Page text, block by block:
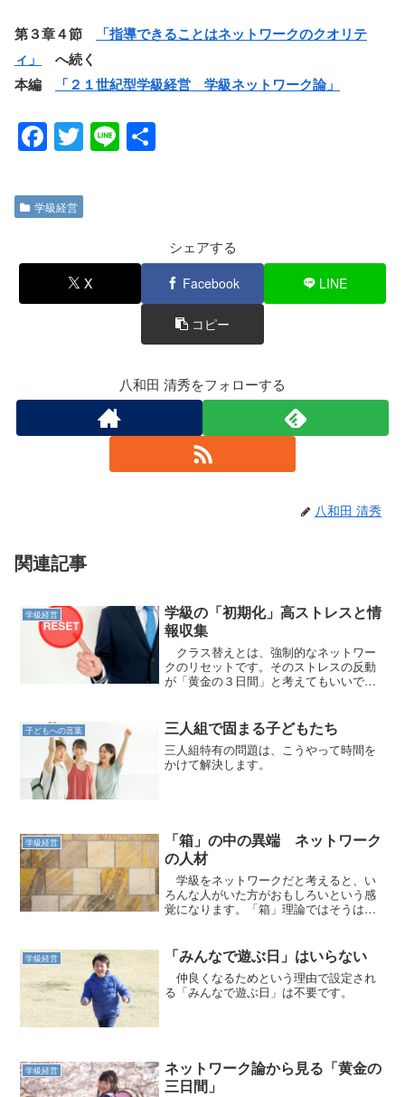
第３章４節
「指導できることはネットワークのクオリテ
ィ」
へ続く
本編
「２１世紀型学級経営 学級ネットワーク論」
F
c
e
b
o
T Li
学級経営
シェアする
X Facebook LINE
コピー
八和田 清秀をフォローする
八和田 清秀
関連記事
学級経営
学級の「初期化」高ストレスと情
報収集
クラス替えとは、強制的なネットワー
クのリセットです。そのストレスの反動
が「黄金の３日間」と考えてもいいでし
子どもへの言葉 三人組で固まる子どもたち
三人組特有の問題は、こうやって時間を
かけて解決します。
学級経営
「箱」の中の異端 ネットワーク
の人材
学級をネットワークだと考えると、い
ろんな人がいた方がおもしろいという感
覚になります。「箱」理論ではそうはい
学級経営 「みんなで遊ぶ日」はいらない
仲良くなるためという理由で設定され
る「みんなで遊ぶ日」は不要です。
学級経営
ネットワーク論から見る「黄金の
三日間」